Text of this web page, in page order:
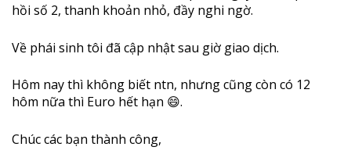
hồi số 2, thanh khoản nhỏ, đầy nghi ngờ.
Về phái sinh tôi đã cập nhật sau giờ giao dịch.
Hôm nay thì không biết ntn, nhưng cũng còn có 12
hôm nữa thì Euro hết hạn 😄.
Chúc các bạn thành công,